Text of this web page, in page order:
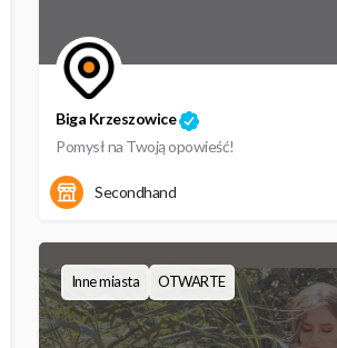
Biga Krzeszowice
Pomysł na Twoją opowieść!
Tadeusza Kościuszki 54
Secondhand
Inne miasta OTWARTE